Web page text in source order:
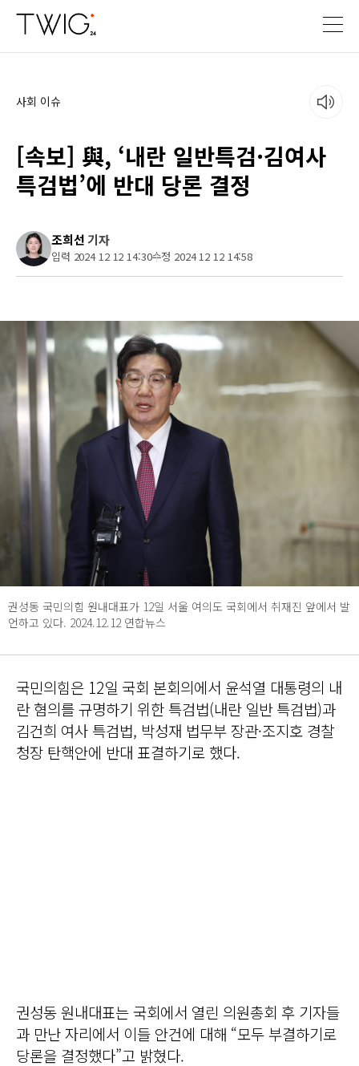
사회 이슈
[속보] 與, ‘내란 일반특검·김여사
특검법’에 반대 당론 결정
조희선기자
입력 2024 12 12 14:30수정 2024 12 12 14:58
권성동 국민의힘 원내대표가 12일 서울 여의도 국회에서 취재진 앞에서 발
언하고 있다. 2024.12.12 연합뉴스
국민의힘은 12일 국회 본회의에서 윤석열 대통령의 내
란 혐의를 규명하기 위한 특검법(내란 일반 특검법)과
김건희 여사 특검법, 박성재 법무부 장관·조지호 경찰
청장 탄핵안에 반대 표결하기로 했다.
권성동 원내대표는 국회에서 열린 의원총회 후 기자들
과 만난 자리에서 이들 안건에 대해 “모두 부결하기로
당론을 결정했다”고 밝혔다.